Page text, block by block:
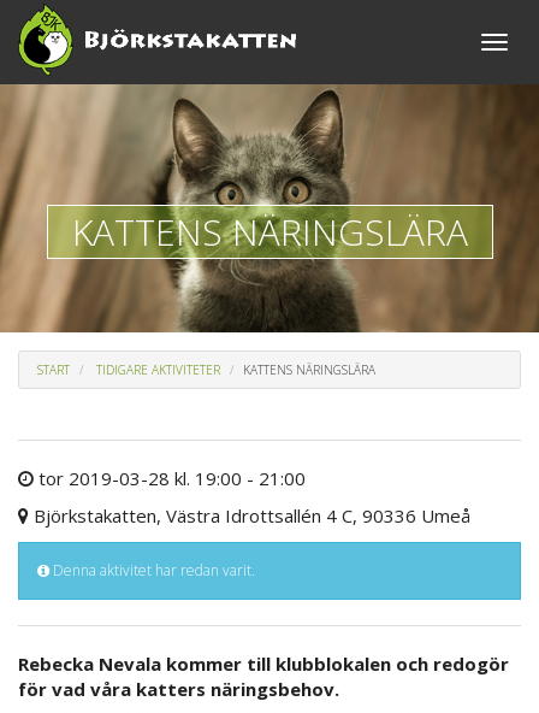
Toggle
KATTENS NÄRINGSLÄRA
START TIDIGARE AKTIVITETER KATTENS NÄRINGSLÄRA
tor 2019-03-28 kl. 19:00 - 21:00
Björkstakatten, Västra Idrottsallén 4 C, 90336 Umeå
Denna aktivitet har redan varit.
Rebecka Nevala kommer till klubblokalen och redogör
för vad våra katters näringsbehov.